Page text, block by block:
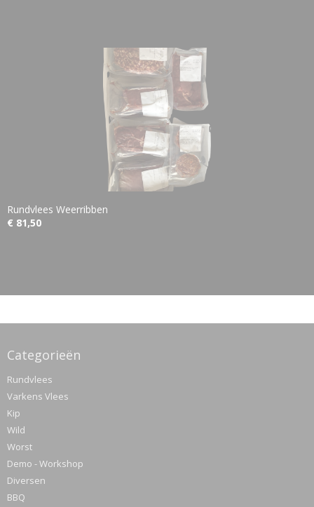
Rundvlees Weerribben
€ 81,50
Categorieën
Rundvlees
Varkens Vlees
Kip
Wild
Worst
Demo - Workshop
Diversen
BBQ